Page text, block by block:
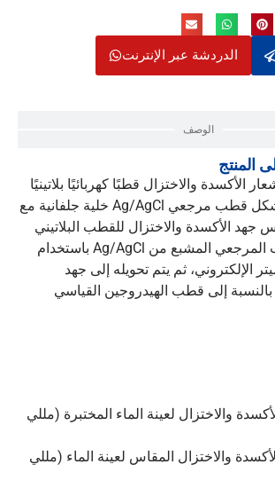
الدردشة عبر الإنترنت
الوصف
المنتج
الأكسدة والاختزال قطبًا كهربائيًا بلاتينيًا
كقطب مؤشر، ويشكل قطب مرجعي Ag/AgCl خلية جلفانية مع
جهد الأكسدة والاختزال للقطب البلاتيني
بالنسبة إلى القطب المرجعي المشبع من Ag/AgCl باستخدام
الإلكتروني، ثم يتم تحويله إلى جهد
بالنسبة إلى قطب الهيدروجين القياسي
والاختزال لعينة الماء المختبرة (مللي
والاختزال المقاس لعينة الماء (مللي